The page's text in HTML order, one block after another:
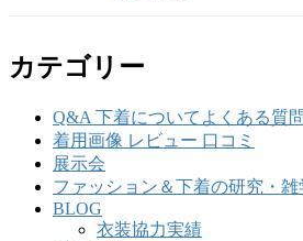
カテゴリー
Q&A 下着についてよくある質問
着用画像 レビュー 口コミ
展示会
ファッション＆下着の研究・雑
BLOG
衣装協力実績